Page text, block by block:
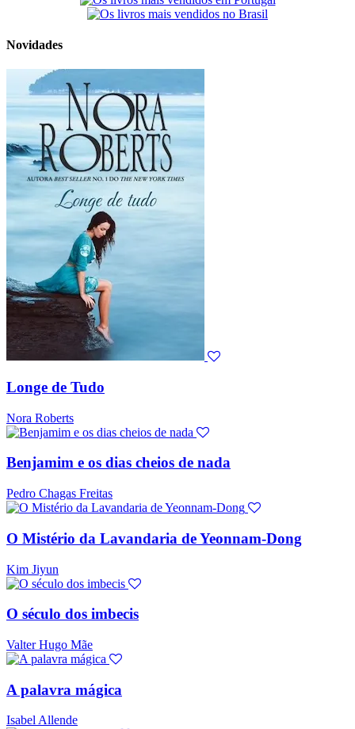
Novidades
Longe de Tudo
Nora Roberts
Benjamim e os dias cheios de nada
Pedro Chagas Freitas
O Mistério da Lavandaria de Yeonnam-Dong
Kim Jiyun
O século dos imbecis
Valter Hugo Mãe
A palavra mágica
Isabel Allende